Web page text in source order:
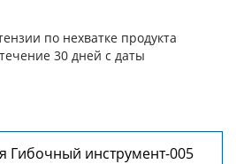
по нехватке продукта
30 дней с даты
Гибочный инструмент-005